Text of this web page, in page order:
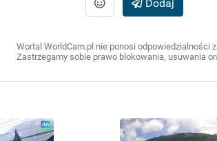
Dodaj
Wortal WorldCam.pl nie ponosi
Zastrzegamy sobie prawo blokowania, usuwania